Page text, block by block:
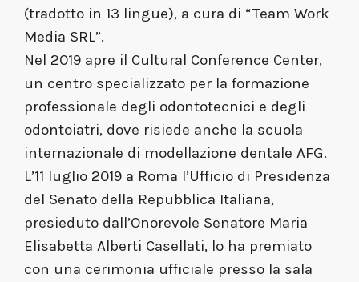
(tradotto in 13 lingue), a cura di “Team Work
Media SRL”.
Nel 2019 apre il Cultural Conference Center,
un centro specializzato per la formazione
professionale degli odontotecnici e degli
odontoiatri, dove risiede anche la scuola
internazionale di modellazione dentale AFG.
L’11 luglio 2019 a Roma l’Ufficio di Presidenza
del Senato della Repubblica Italiana,
presieduto dall’Onorevole Senatore Maria
Elisabetta Alberti Casellati, lo ha premiato
con una cerimonia ufficiale presso la sala